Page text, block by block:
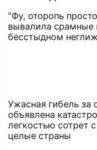
"Фу, оторопь
вывалила срамные
бесстыдном
Ужасная гибель за
объявлена
легкостью сотрет
целые страны
Продолжение:
Петр Алексеевич
бывший президент Украины